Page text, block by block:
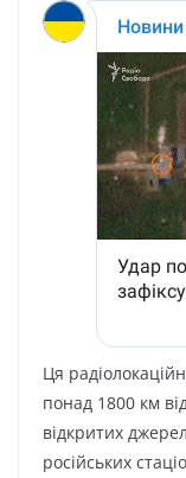
Ця
пoнaд 1800 км
відкpитиx
pocійcькиx